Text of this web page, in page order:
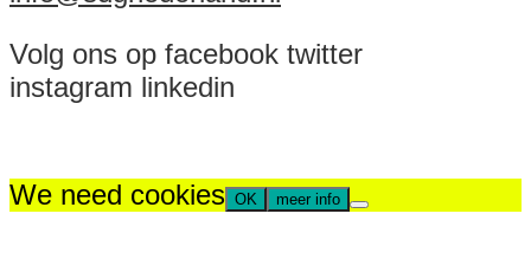
Volg ons op facebook twitter
instagram linkedin
We need cookies OK meer info